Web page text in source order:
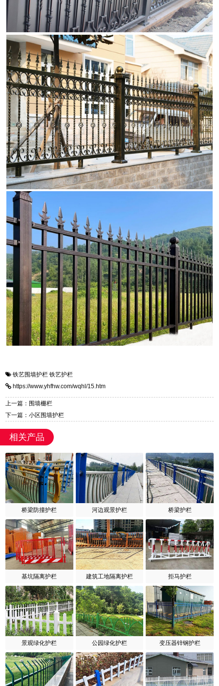
铁艺围墙护栏 铁艺护栏
https://www.yhfhw.com/wqhl/15.htm
上一篇：围墙栅栏
下一篇：小区围墙护栏
相关产品
桥梁防撞护栏 河边观景护栏 桥梁护栏
基坑隔离护栏 建筑工地隔离护栏 拒马护栏
景观绿化护栏 公园绿化护栏 变压器锌钢护栏